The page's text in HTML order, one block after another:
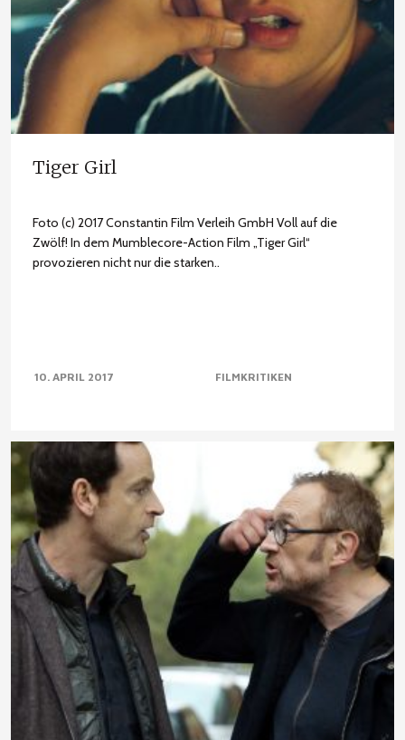
Tiger Girl
Foto (c) 2017 Constantin Film Verleih GmbH Voll auf die
Zwölf! In dem Mumblecore-Action Film „Tiger Girl“
provozieren nicht nur die starken..
10. APRIL 2017 FILMKRITIKEN